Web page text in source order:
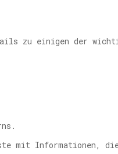
zu einigen der
mit Informationen,